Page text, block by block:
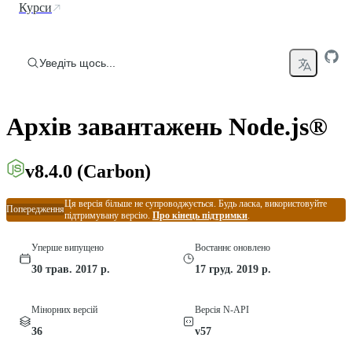
Курси
Уведіть щось...
Архів завантажень Node.js®
v8.4.0 (Carbon)
Попередження
Ця версія більше не супроводжується. Будь ласка, використовуйте
підтримувану версію. Про кінець підтримки
Уперше випущено
30 трав. 2017 р.
Востаннє оновлено
17 груд. 2019 р.
Мінорних версій
36
Версія N-API
v57